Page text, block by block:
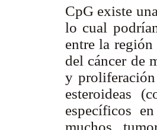
CpG existe
lo cual
entre la
del cáncer de
y
esteroideas
específicos